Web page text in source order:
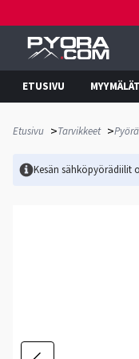
ETUSIVU MYYMÄLÄT
Etusivu >Tarvikkeet >
Kesän sähköpyörädiilit